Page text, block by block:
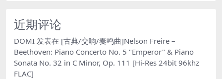
近期评论
DOMI 发表在 [古典/交响/奏鸣曲]Nelson Freire –
Beethoven: Piano Concerto No. 5 "Emperor" & Piano
Sonata No. 32 in C Minor, Op. 111 [Hi-Res 24bit 96khz
FLAC]